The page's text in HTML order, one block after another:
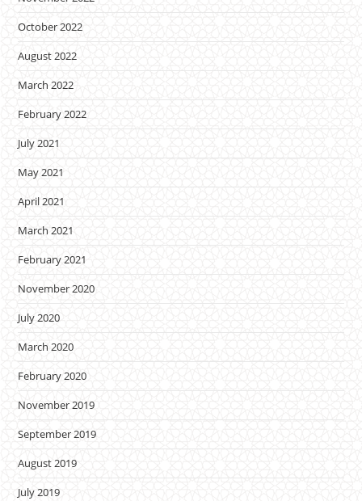
October 2022
August 2022
March 2022
February 2022
July 2021
May 2021
April 2021
March 2021
February 2021
November 2020
July 2020
March 2020
February 2020
November 2019
September 2019
August 2019
July 2019